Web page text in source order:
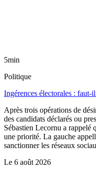
5min
Politique
Ingérences électorales : faut-
Après trois opérations de
des candidats déclarés ou
Sébastien Lecornu a rappelé
une priorité. La gauche
sanctionner les réseaux
Le 6 août 2026